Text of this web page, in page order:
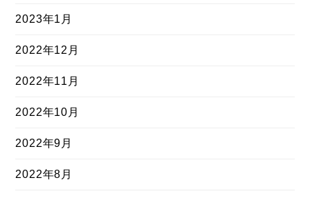
2023年1月
2022年12月
2022年11月
2022年10月
2022年9月
2022年8月